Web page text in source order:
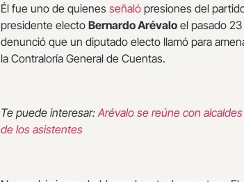
Él fue uno de quienes señaló presiones del
presidente electo Bernardo Arévalo el pasado
denunció que un diputado electo llamó para
la Contraloría General de Cuentas.
Te puede interesar:Arévalo se reúne con
de los asistentes